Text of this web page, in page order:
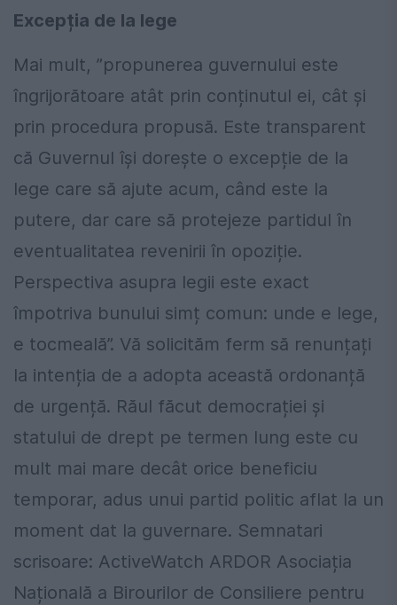
Excepția de la lege
Mai mult, ”propunerea guvernului este
îngrijorătoare atât prin conținutul ei, cât și
prin procedura propusă. Este transparent
că Guvernul își dorește o excepție de la
lege care să ajute acum, când este la
putere, dar care să protejeze partidul în
eventualitatea revenirii în opoziție.
Perspectiva asupra legii este exact
împotriva bunului simț comun: unde e lege,
e tocmeală”. Vă solicităm ferm să renunțați
la intenția de a adopta această ordonanță
de urgență. Răul făcut democrației și
statului de drept pe termen lung este cu
mult mai mare decât orice beneficiu
temporar, adus unui partid politic aflat la un
moment dat la guvernare. Semnatari
scrisoare: ActiveWatch ARDOR Asociația
Națională a Birourilor de Consiliere pentru